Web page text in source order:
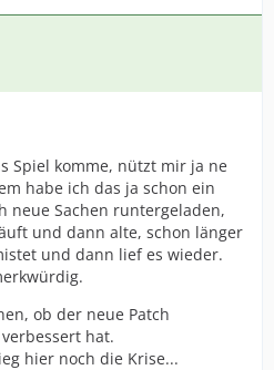
Spiel komme, nützt mir ja ne
habe ich das ja schon ein
neue Sachen runtergeladen,
und dann alte, schon länger
und dann lief es wieder.
ob der neue Patch
hat.
hier noch die Krise...